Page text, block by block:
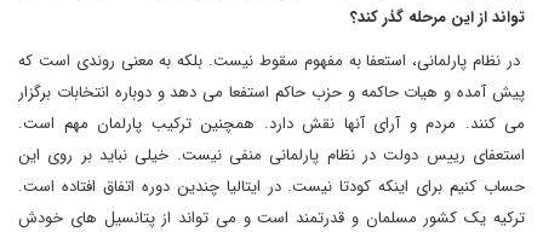
تواند از این مرحله گذر کند؟
در نظام پارلمانی، استعفا به مفهوم سقوط نیست. بلکه به معنی روندی است که
پیش آمده و هیات حاکمه و حزب حاکم استفعا می دهد و دوباره انتخابات برگزار
می کنند. مردم و آرای آنها نقش دارد. همچنین ترکیب پارلمان مهم است.
استعفای رییس دولت در نظام پارلمانی منفی نیست. خیلی نباید بر روی این
حساب کنیم برای اینکه کودتا نیست. در ایتالیا چندین دوره اتفاق افتاده است.
ترکیه یک کشور مسلمان و قدرتمند است و می تواند از پتانسیل های خودش